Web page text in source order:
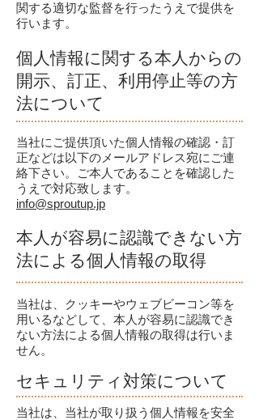
関する適切な監督を行ったうえで提供を
行います。
個人情報に関する本人からの
開示、訂正、利用停止等の方
法について
当社にご提供頂いた個人情報の確認・訂
正などは以下のメールアドレス宛にご連
絡下さい。ご本人であることを確認した
うえで対応致します。
info@sproutup.jp
本人が容易に認識できない方
法による個人情報の取得
当社は、クッキーやウェブビーコン等を
用いるなどして、本人が容易に認識でき
ない方法による個人情報の取得は行いま
せん。
セキュリティ対策について
当社は、当社が取り扱う個人情報を安全